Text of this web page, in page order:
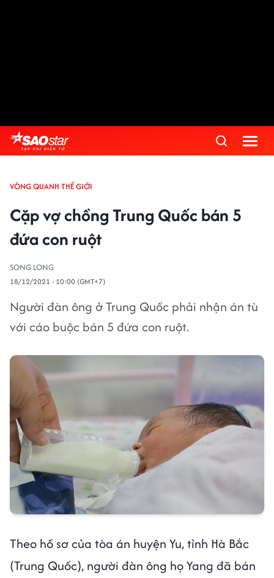
VÒNG QUANH THẾ GIỚI
Cặp vợ chồng Trung Quốc bán 5
đứa con ruột
SONG LONG
18/12/2021 - 10:00 (GMT+7)
Người đàn ông ở Trung Quốc phải nhận án tù
với cáo buộc bán 5 đứa con ruột.
Theo hồ sơ của tòa án huyện Yu, tỉnh Hà Bắc
(Trung Quốc), người đàn ông họ Yang đã bán